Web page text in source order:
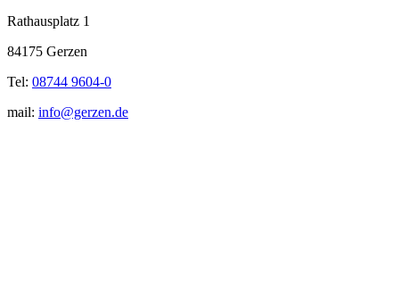
Rathausplatz 1
84175 Gerzen
Tel: 08744 9604-0
mail: info@gerzen.de